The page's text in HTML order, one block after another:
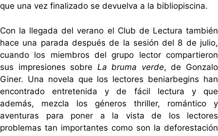
que una vez finalizado se devuelva a la bibliopiscina.
Con la llegada del verano el Club de Lectura también
hace una parada después de la sesión del 8 de julio,
cuando los miembros del grupo lector compartieron
sus impresiones sobre La bruma verde, de Gonzalo
Giner. Una novela que los lectores beniarbegins han
encontrado entretenida y de fácil lectura y que
además, mezcla los géneros thriller, romántico y
aventuras para poner a la vista de los lectores
problemas tan importantes como son la deforestación